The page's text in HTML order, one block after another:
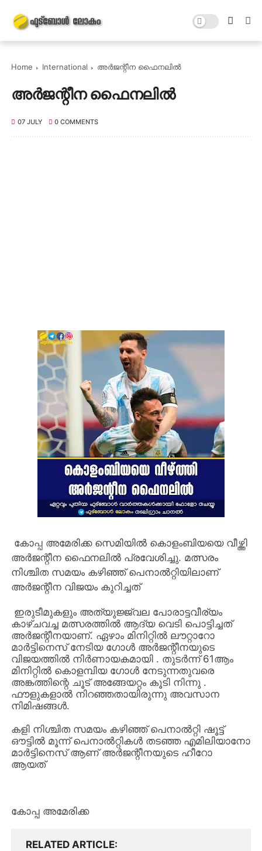
Home International അർജന്റീന ഫൈനലിൽ
അർജന്റീന ഫൈനലിൽ
07 JULY 0 COMMENTS
കോപ്പ അമേരിക്ക സെമിയിൽ കൊളംബിയയെ വീഴ്ത്തി
അർജന്റീന ഫൈനലിൽ പ്രവേശിച്ചു. മത്സരം
നിശ്ചിത സമയം കഴിഞ്ഞ് പെനാൽറ്റിയിലാണ്
അർജന്റീന വിജയം കുറിച്ചത്
ഇരുടീമുകളും അത്യുജ്ജ്വല പോരാട്ടവീര്യം
കാഴ്ചവച്ച മത്സരത്തിൽ ആദ്യ വെടി പൊട്ടിച്ചത്
അർജന്റീനയാണ്. ഏഴാം മിനിറ്റിൽ ലൗറ്റാറോ
മാർട്ടിനെസ് നേടിയ ഗോൾ അർജന്റീനയുടെ
വിജയത്തിൽ നിർണായകമായി . തുടർന്ന് 61ആം
മിനിറ്റിൽ കൊളമ്പിയ ഗോൾ നേടുന്നതുവരെ
അങ്കത്തിന്റെ ചൂട് അങ്ങേയറ്റം കൂടി നിന്നു .
ഫൗളുകളാൽ നിറഞ്ഞതായിരുന്നു അവസാന
നിമിഷങ്ങൾ.
കളി നിശ്ചിത സമയം കഴിഞ്ഞ് പെനാൽറ്റി ഷൂട്ട്‌
ഔട്ടിൽ മൂന്ന് പെനാൽറ്റികൾ തടഞ്ഞ എമിലിയാനോ
മാർട്ടിനെസ് ആണ് അർജന്റീനയുടെ ഹീറോ
ആയത്
കോപ്പ അമേരിക്ക
RELATED ARTICLE